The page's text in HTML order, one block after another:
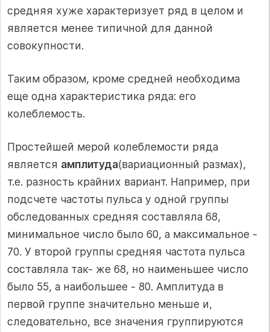
средняя хуже характеризует ряд в целом и
является менее типичной для данной
совокупности.
Таким образом, кроме средней необходима
еще одна характеристика ряда: его
колеблемость.
Простейшей мерой колеблемости ряда
является амплитуда(вариационный размах),
т.е. разность крайних вариант. Например, при
подсчете частоты пульса у одной группы
обследованных средняя составляла 68,
минимальное число было 60, а максимальное -
70. У второй группы средняя частота пульса
составляла так- же 68, но наименьшее число
было 55, а наибольшее - 80. Амплитуда в
первой группе значительно меньше и,
следовательно, все значения группируются